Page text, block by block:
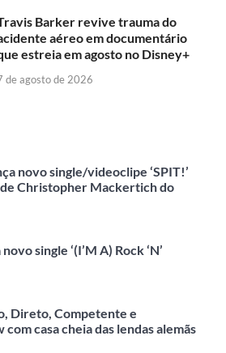
Barker revive trauma do
aéreo em documentário
estreia em agosto no Disney+
de agosto de 2026
novo single/videoclipe ‘SPIT!’
Christopher Mackertich do
single ‘(I’M A) Rock ‘N’
Direto, Competente e
casa cheia das lendas alemãs